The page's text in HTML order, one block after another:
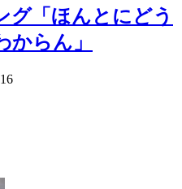
グ「ほんとにどう
らん」